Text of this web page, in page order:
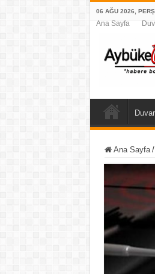
06 AĞU 2026,
Ana Sayfa
Ana Sayfa /